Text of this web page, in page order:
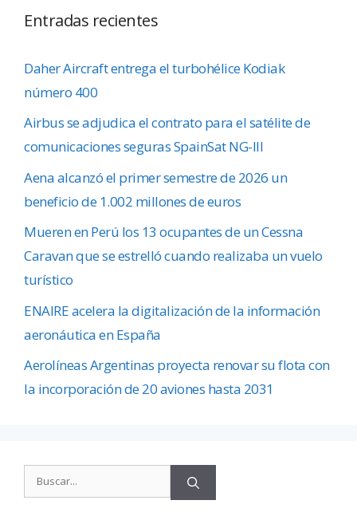
Entradas recientes
Daher Aircraft entrega el turbohélice Kodiak
número 400
Airbus se adjudica el contrato para el satélite de
comunicaciones seguras SpainSat NG-III
Aena alcanzó el primer semestre de 2026 un
beneficio de 1.002 millones de euros
Mueren en Perú los 13 ocupantes de un Cessna
Caravan que se estrelló cuando realizaba un vuelo
turístico
ENAIRE acelera la digitalización de la información
aeronáutica en España
Aerolíneas Argentinas proyecta renovar su flota con
la incorporación de 20 aviones hasta 2031